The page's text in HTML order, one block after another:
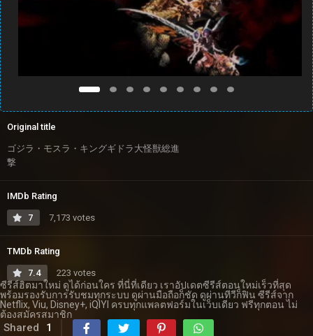
Original title
ゴジラ・モスラ・キングギドラ大怪獣総進
撃
IMDb Rating
7 7,173 votes
TMDb Rating
7.4 223 votes
ซีรีส์ฮิตมาใหม่ ดูได้ก่อนใคร ที่นี่ที่เดียว เราอัปเดตซีรีส์ตอนใหม่เร็วที่สุด
พร้อมรองรับการรับชมทุกระบบ ดูผ่านมือถือก็ชัด ดูผ่านทีวีก็ฟิน ซีรีส์จาก
Netflix, Viu, Disney+, iQIYI ครบทุกแพลตฟอร์มในเว็บเดียว ฟรีทุกตอน ไม่
ต้องสมัครสมาชิก
Shared 1